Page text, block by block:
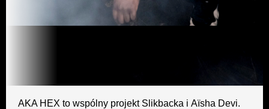
AKA HEX to wspólny projekt Slikbacka i Aïsha Devi.